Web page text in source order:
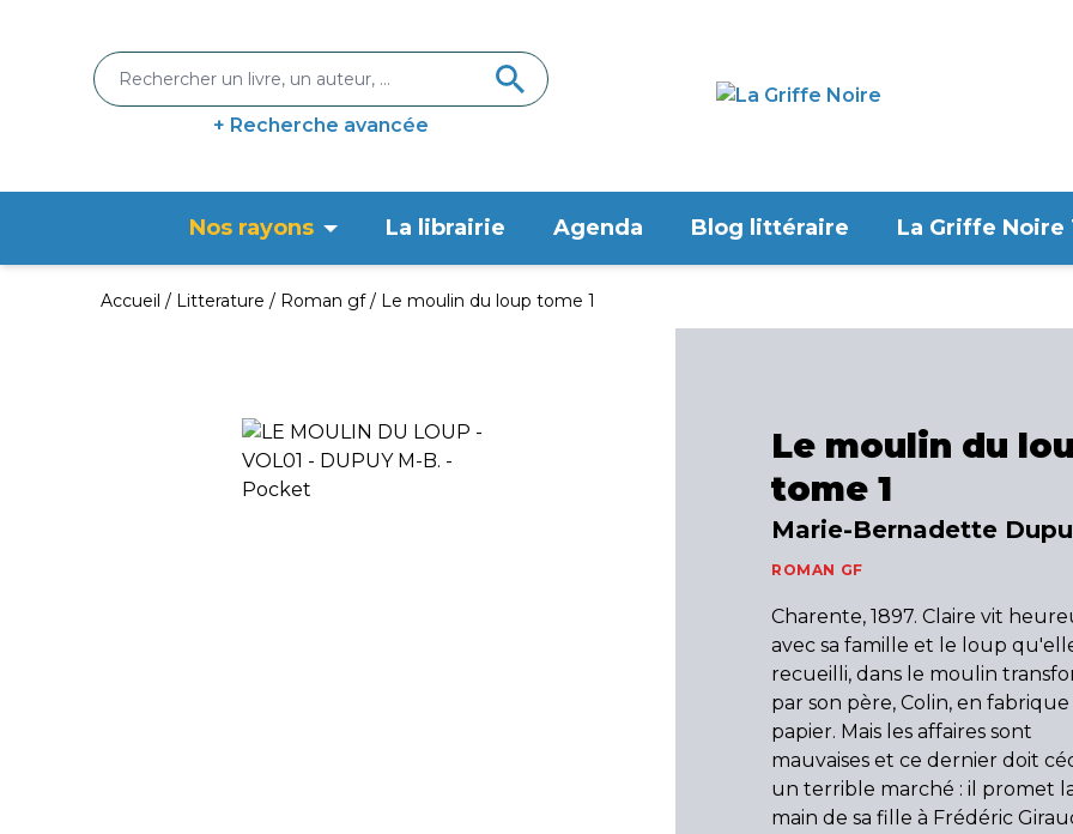
+ Recherche avancée
Nos rayons La librairie Agenda Blog littéraire La Griffe Noire
Accueil Litterature Roman gf Le moulin du loup tome 1
Le moulin du
tome 1
Marie-Bernadette
ROMAN GF
Charente, 1897. Claire vit
avec sa famille et le loup
recueilli, dans le moulin
par son père, Colin, en
papier. Mais les affaires sont
mauvaises et ce dernier doit
un terrible marché : il promet
main de sa fille à Frédéric